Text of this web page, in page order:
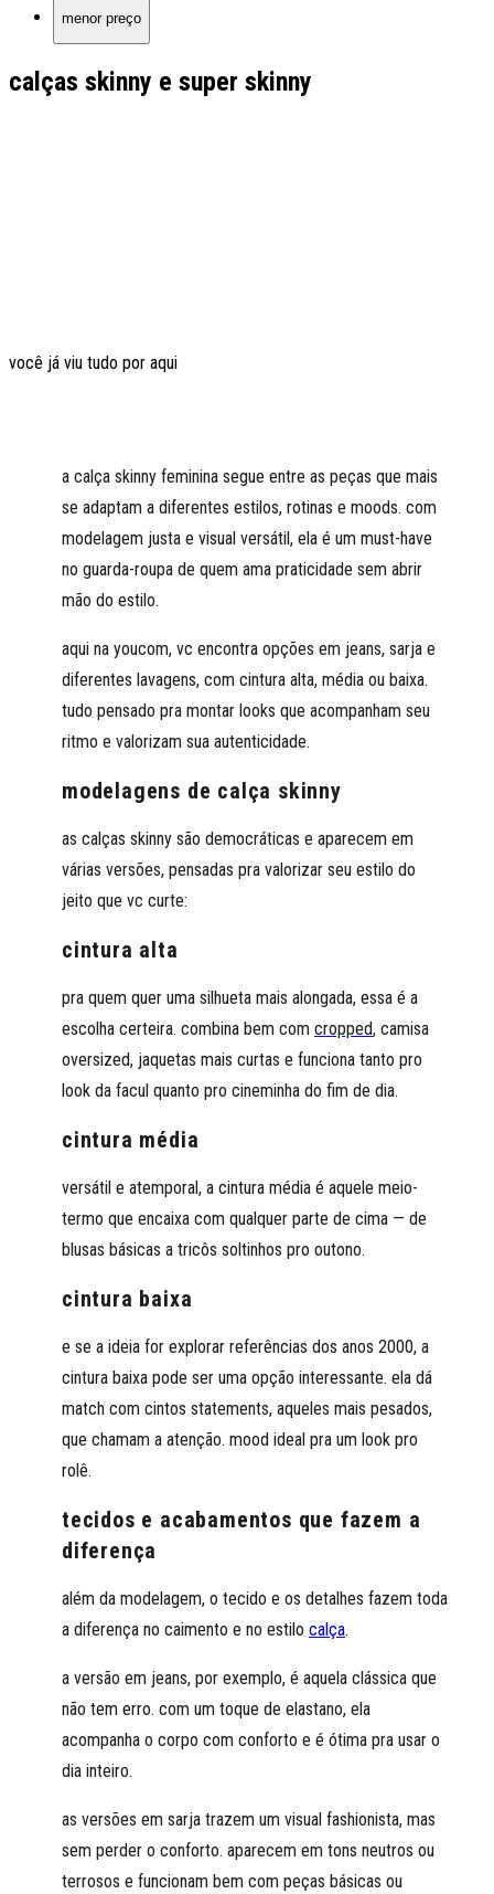
menor preço
calças skinny e super skinny
você já viu tudo por aqui
a calça skinny feminina segue entre as peças que mais
se adaptam a diferentes estilos, rotinas e moods. com
modelagem justa e visual versátil, ela é um must-have
no guarda-roupa de quem ama praticidade sem abrir
mão do estilo.
aqui na youcom, vc encontra opções em jeans, sarja e
diferentes lavagens, com cintura alta, média ou baixa.
tudo pensado pra montar looks que acompanham seu
ritmo e valorizam sua autenticidade.
modelagens de calça skinny
as calças skinny são democráticas e aparecem em
várias versões, pensadas pra valorizar seu estilo do
jeito que vc curte:
cintura alta
pra quem quer uma silhueta mais alongada, essa é a
escolha certeira. combina bem com cropped, camisa
oversized, jaquetas mais curtas e funciona tanto pro
look da facul quanto pro cineminha do fim de dia.
cintura média
versátil e atemporal, a cintura média é aquele meio-
termo que encaixa com qualquer parte de cima — de
blusas básicas a tricôs soltinhos pro outono.
cintura baixa
e se a ideia for explorar referências dos anos 2000, a
cintura baixa pode ser uma opção interessante. ela dá
match com cintos statements, aqueles mais pesados,
que chamam a atenção. mood ideal pra um look pro
rolê.
tecidos e acabamentos que fazem a
diferença
além da modelagem, o tecido e os detalhes fazem toda
a diferença no caimento e no estilo calça.
a versão em jeans, por exemplo, é aquela clássica que
não tem erro. com um toque de elastano, ela
acompanha o corpo com conforto e é ótima pra usar o
dia inteiro.
as versões em sarja trazem um visual fashionista, mas
sem perder o conforto. aparecem em tons neutros ou
terrosos e funcionam bem com peças básicas ou